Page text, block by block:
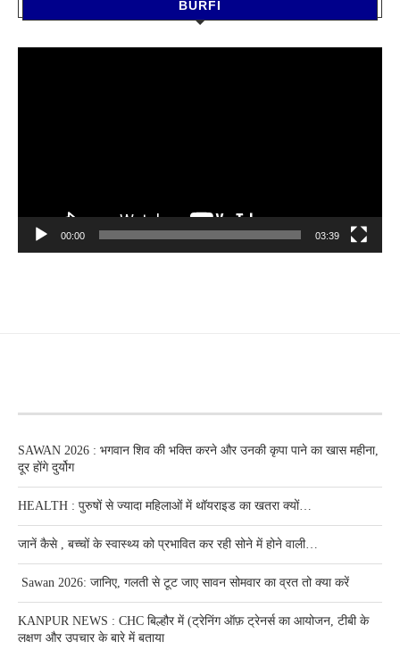
BURFI
00:00 03:39
SAWAN 2026 : भगवान शिव की भक्ति करने और उनकी कृपा पाने का खास महीना,
दूर होंगे दुर्योग
HEALTH : पुरुषों से ज्यादा महिलाओं में थॉयराइड का खतरा क्यों…
जानें कैसे , बच्चों के स्वास्थ्य को प्रभावित कर रही सोने में होने वाली…
Sawan 2026: जानिए, गलती से टूट जाए सावन सोमवार का व्रत तो क्या करें
KANPUR NEWS : CHC बिल्हौर में (ट्रेनिंग ऑफ़ ट्रेनर्स का आयोजन, टीबी के
लक्षण और उपचार के बारे में बताया